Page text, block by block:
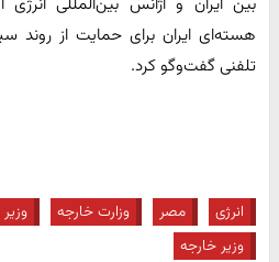
هسته‌ای ایران برای حمایت از روند
تلفنی گفت‌وگو کرد.
انرژی مصر وزارت خارجه
وزیر خارجه